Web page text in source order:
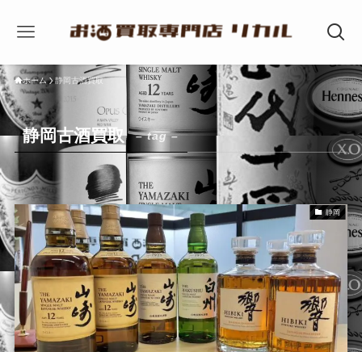
ホーム 静岡古酒買取
静岡古酒買取 – tag –
静岡